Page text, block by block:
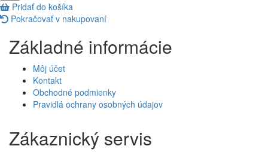
Pridať do košíka
Pokračovať v nakupovaní
Základné informácie
Môj účet
Kontakt
Obchodné podmienky
Pravidlá ochrany osobných údajov
Zákaznický servis